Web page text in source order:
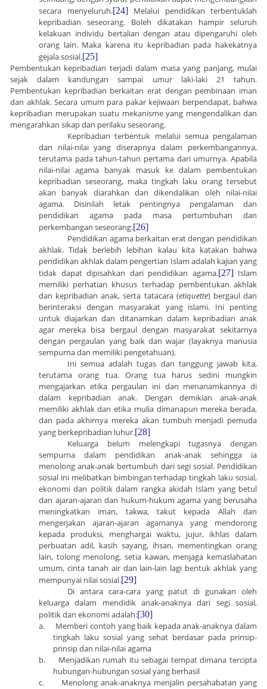
secara menyeluruh.[24]Melalui pendidikan terbentuklah
kepribadian seseorang. Boleh dikatakan hampir seluruh
kelakuan individu bertalian dengan atau dipengaruhi oleh
orang lain. Maka karena itu kepribadian pada hakekatnya
gejala sosial.[25]
Pembentukan kepribadian terjadi dalam masa yang panjang, mulai
sejak dalam kandungan sampai umur laki-laki 21 tahun.
Pembentukan kepribadian berkaitan erat dengan pembinaan iman
dan akhlak. Secara umum para pakar kejiwaan berpendapat, bahwa
kepribadian merupakan suatu mekanisme yang mengendalikan dan
mengarahkan sikap dan perilaku seseorang.
Kepribadian terbentuk melalui semua pengalaman
dan nilai-nilai yang diserapnya dalam perkembangannya,
terutama pada tahun-tahun pertama dari umurnya. Apabila
nilai-nilai agama banyak masuk ke dalam pembentukan
kepribadian seseorang, maka tingkah laku orang tersebut
akan banyak diarahkan dan dikendalikan oleh nilai-nilai
agama. Disinilah letak pentingnya pengalaman dan
pendidikan agama pada masa pertumbuhan dan
perkembangan seseorang.[26]
Pendidikan agama berkaitan erat dengan pendidikan
akhlak. Tidak berlebih lebihan kalau kita katakan bahwa
pendidikan akhlak dalam pengertian Islam adalah kajian yang
tidak dapat dipisahkan dari pendidikan agama.[27]Islam
memiliki perhatian khusus terhadap pembentukan akhlak
dan kepribadian anak, serta tatacara (etiquette) bergaul dan
berinteraksi dengan masyarakat yang islami. Ini penting
untuk diajarkan dan ditanamkan dalam kepribadian anak
agar mereka bisa bergaul dengan masyarakat sekitarnya
dengan pergaulan yang baik dan wajar (layaknya manusia
sempurna dan memiliki pengetahuan).
Ini semua adalah tugas dan tanggung jawab kita,
terutama orang tua. Orang tua harus sedini mungkin
mengajarkan etika pergaulan ini dan menanamkannya di
dalam kepribadian anak. Dengan demikian anak-anak
memiliki akhlak dan etika mulia dimanapun mereka berada,
dan pada akhirnya mereka akan tumbuh menjadi pemuda
yang berkepribadian luhur.[28]
Keluarga belum melengkapi tugasnya dengan
sempurna dalam pendidikan anak-anak sehingga ia
menolong anak-anak bertumbuh dari segi sosial. Pendidikan
sosial ini melibatkan bimbingan terhadap tingkah laku sosial,
ekonomi dan politik dalam rangka akidah Islam yang betul
dan ajaran-ajaran dan hukum-hukum agama yang berusaha
meningkatkan iman, takwa, takut kepada Allah dan
mengerjakan ajaran-ajaran agamanya yang mendorong
kepada produksi, menghargai waktu, jujur, ikhlas dalam
perbuatan adil, kasih sayang, ihsan, mementingkan orang
lain, tolong menolong, setia kawan, menjaga kemaslahatan
umum, cinta tanah air dan lain-lain lagi bentuk akhlak yang
mempunyai nilai sosial.[29]
Di antara cara-cara yang patut di gunakan oleh
keluarga dalam mendidik anak-anaknya dari segi sosial,
politik dan ekonomi adalah:[30]
a.
Memberi contoh yang baik kepada anak-anaknya dalam
tingkah laku sosial yang sehat berdasar pada prinsip-
prinsip dan nilai-nilai agama
b.
Menjadikan rumah itu sebagai tempat dimana tercipta
hubungan-hubungan sosial yang berhasil
c.
Menolong anak-anaknya menjalin persahabatan yang